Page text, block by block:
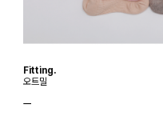
Fitting.
오트밀
ㅡ